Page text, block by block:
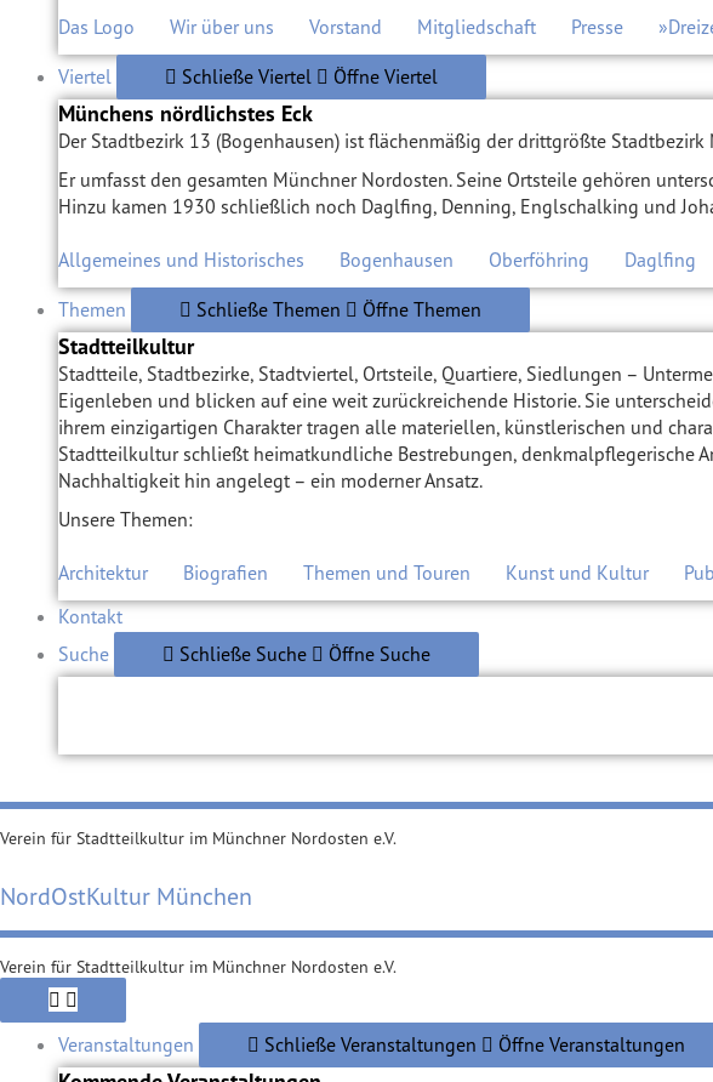
Das Logo Wir über uns Vorstand Mitgliedschaft Presse
Viertel Schließe Viertel Öffne Viertel
Münchens nördlichstes Eck
Der Stadtbezirk 13 (Bogenhausen) ist flächenmäßig der drittgrößte Stadtbezirk
Er umfasst den gesamten Münchner Nordosten. Seine Ortsteile gehören
Hinzu kamen 1930 schließlich noch Daglfing, Denning, Englschalking und
Allgemeines und Historisches Bogenhausen Oberföhring Daglfing
Themen Schließe Themen Öffne Themen
Stadtteilkultur
Stadtteile, Stadtbezirke, Stadtviertel, Ortsteile, Quartiere, Siedlungen –
Eigenleben und blicken auf eine weit zurückreichende Historie. Sie
ihrem einzigartigen Charakter tragen alle materiellen, künstlerischen und
Stadtteilkultur schließt heimatkundliche Bestrebungen, denkmalpflegerische
Nachhaltigkeit hin angelegt – ein moderner Ansatz.
Unsere Themen:
Architektur Biografien Themen und Touren Kunst und Kultur
Kontakt
Suche
Schließe Suche Öffne Suche
Verein für Stadtteilkultur im Münchner Nordosten e.V.
NordOstKultur München
Verein für Stadtteilkultur im Münchner Nordosten e.V.
Veranstaltungen Schließe Veranstaltungen Öffne Veranstaltungen